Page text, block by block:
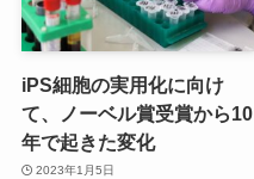
iPS細胞の実用化に向け
て、ノーベル賞受賞から10
年で起きた変化
2023年1月5日